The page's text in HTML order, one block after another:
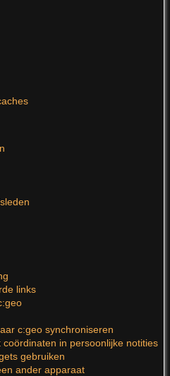
links
c:geo synchroniseren
in persoonlijke notities
gebruiken
ander apparaat